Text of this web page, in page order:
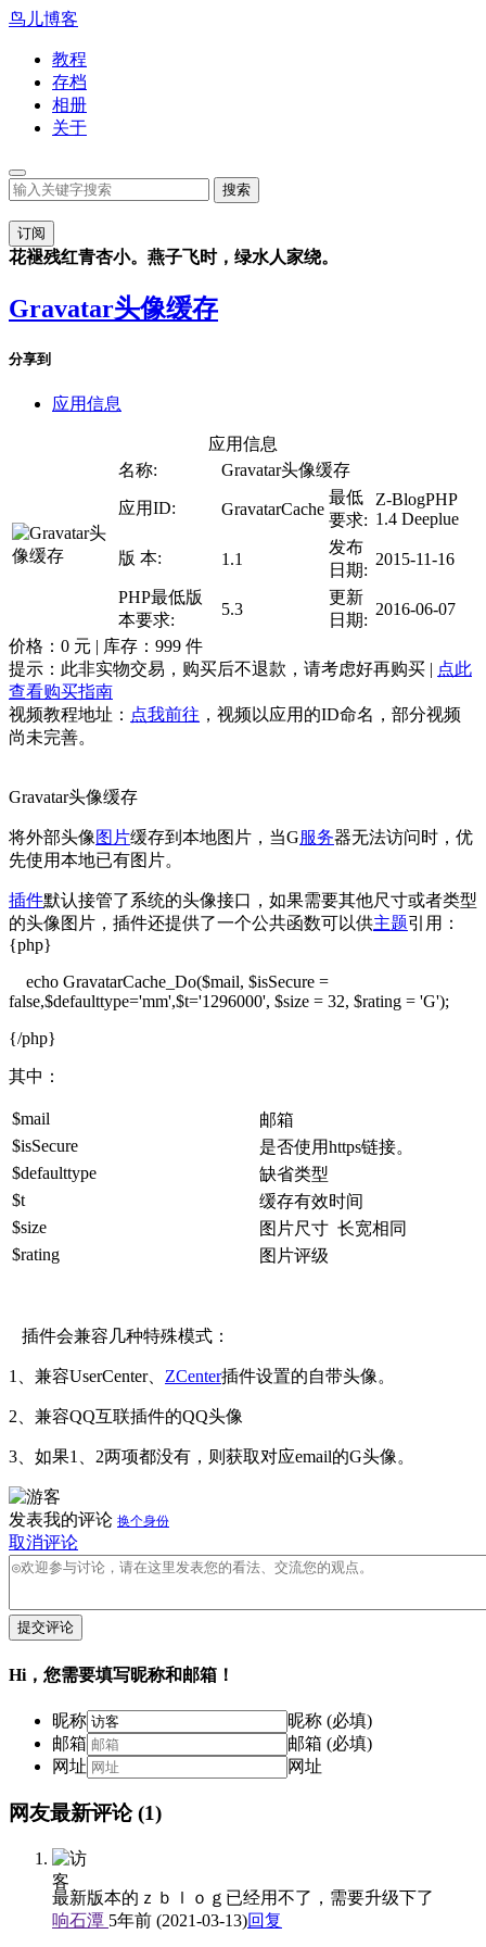
鸟儿博客
教程
存档
相册
关于
订阅
花褪残红青杏小。燕子飞时，绿水人家绕。
Gravatar头像缓存
分享到
应用信息
应用信息
名称:
Gravatar头像缓存
应用ID: GravatarCache
最低
要求:
Z-BlogPHP
1.4 Deeplue
版 本: 1.1
发布
日期:
2015-11-16
PHP最低版
本要求:
5.3
更新
日期:
2016-06-07
价格： 0 元 | 库存： 999 件
提示：此非实物交易，购买后不退款，请考虑好再购买 | 点此
查看购买指南
视频教程地址： 点我前往 ，视频以应用的ID命名，部分视频
尚未完善。
Gravatar头像缓存
将外部头像图片缓存到本地图片，当G服务器无法访问时，优
先使用本地已有图片。
插件默认接管了系统的头像接口，如果需要其他尺寸或者类型
的头像图片，插件还提供了一个公共函数可以供主题引用：
{php}
echo GravatarCache_Do($mail, $isSecure =
false,$defaulttype='mm',$t='1296000', $size = 32, $rating = 'G');
{/php}
其中：
$mail
邮箱
$isSecure
是否使用https链接。
$defaulttype
缺省类型
$t
缓存有效时间
$size
图片尺寸 长宽相同
$rating
图片评级
插件会兼容几种特殊模式：
1、兼容UserCenter、 ZCenter插件设置的自带头像。
2、兼容QQ互联插件的QQ头像
3、如果1、2两项都没有，则获取对应email的G头像。
发表我的评论 换个身份
取消评论
提交评论
Hi，您需要填写昵称和邮箱！
昵称
昵称 (必填)
邮箱
邮箱 (必填)
网址
网址
网友最新评论(1)
最新版本的ｚｂｌｏｇ已经用不了，需要升级下了
响石潭 5年前 (2021-03-13)回复